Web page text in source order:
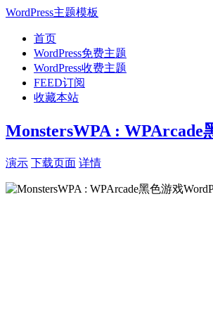
WordPress主题模板
首页
WordPress免费主题
WordPress收费主题
FEED订阅
收藏本站
MonstersWPA : WPArcade
演示 下载页面 详情